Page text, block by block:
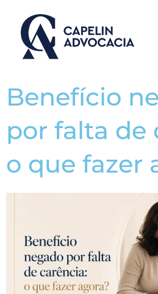
Benefício
por falta de
o que fazer